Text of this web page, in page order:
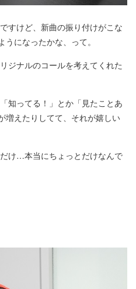
すけど、新曲の振り付けがこな
になったかな、って。
ジナルのコールを考えてくれた
知ってる！」とか「見たことあ
増えたりしてて、それが嬉しい
け…本当にちょっとだけなんで